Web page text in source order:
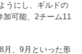
うにし、ギルドの
加可能、2チーム11
、9月といった形